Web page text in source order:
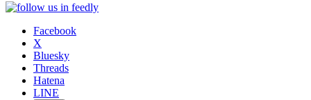
Facebook
X
Bluesky
Threads
Hatena
LINE